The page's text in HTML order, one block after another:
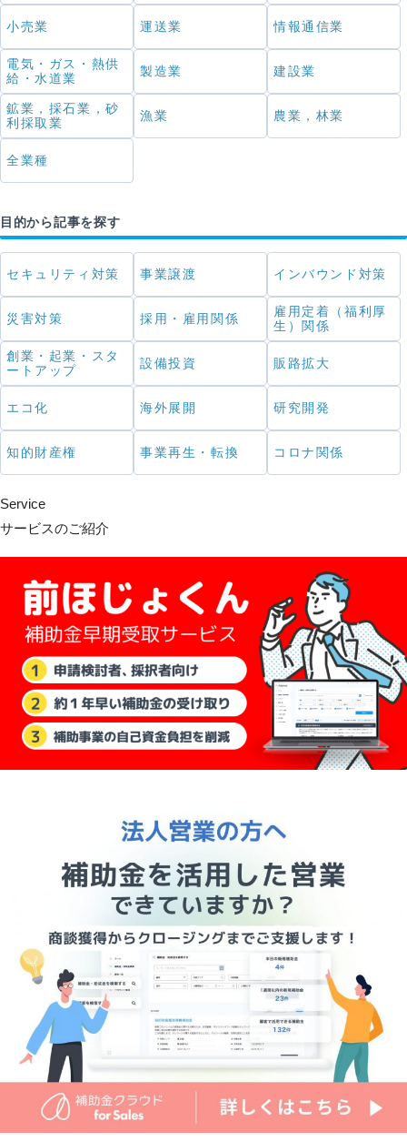
小売業 運送業 情報通信業
電気・ガス・熱供
給・水道業
製造業 建設業
鉱業，採石業，砂
利採取業
漁業 農業，林業
全業種
目的から記事を探す
セキュリティ対策 事業譲渡 インバウンド対策
災害対策 採用・雇用関係
雇用定着（福利厚
生）関係
創業・起業・スタ
ートアップ
設備投資 販路拡大
エコ化 海外展開 研究開発
知的財産権 事業再生・転換 コロナ関係
Service
サービスのご紹介